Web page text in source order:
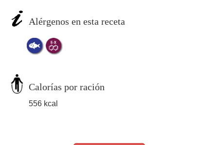
Alérgenos en esta receta
Calorías por ración
556 kcal